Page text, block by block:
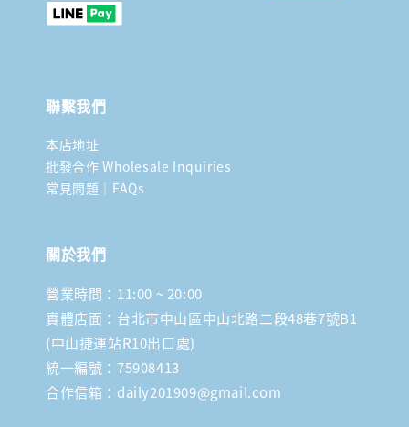
聯繫我們
本店地址
批發合作 Wholesale Inquiries
常見問題｜FAQs
關於我們
營業時間：11:00 ~ 20:00
實體店面：台北市中山區中山北路二段48巷7號B1
(中山捷運站R10出口處)
統一編號：75908413
合作信箱：daily201909@gmail.com